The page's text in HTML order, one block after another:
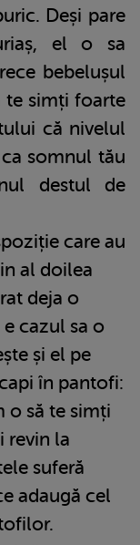
Deși pare
el o sa
bebelușul
te simți foarte
că nivelul
somnul tău
destul de
care au
al doilea
deja o
cazul sa o
și el pe
în pantofi:
o să te simți
revin la
suferă
adaugă cel